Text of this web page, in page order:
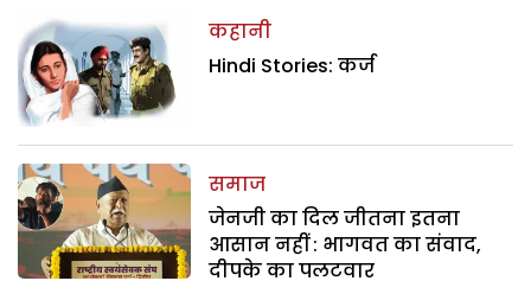
कहानी
Hindi Stories: कर्ज
समाज
जेनजी का दिल जीतना इतना
आसान नहीं : भागवत का संवाद,
दीपके का पलटवार